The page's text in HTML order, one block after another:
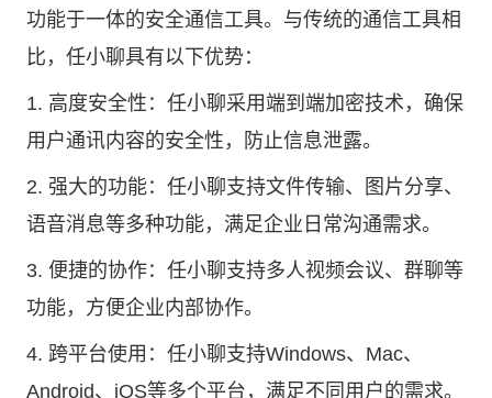
功能于一体的安全通信工具。与传统的通信工具相
比，任小聊具有以下优势：
1. 高度安全性：任小聊采用端到端加密技术，确保
用户通讯内容的安全性，防止信息泄露。
2. 强大的功能：任小聊支持文件传输、图片分享、
语音消息等多种功能，满足企业日常沟通需求。
3. 便捷的协作：任小聊支持多人视频会议、群聊等
功能，方便企业内部协作。
4. 跨平台使用：任小聊支持Windows、Mac、
Android、iOS等多个平台，满足不同用户的需求。